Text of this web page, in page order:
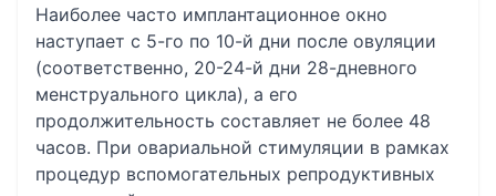
Наиболее часто имплантационное окно
наступает с 5-го по 10-й дни после овуляции
(соответственно, 20-24-й дни 28-дневного
менструального цикла), а его
продолжительность составляет не более 48
часов. При овариальной стимуляции в рамках
процедур вспомогательных репродуктивных